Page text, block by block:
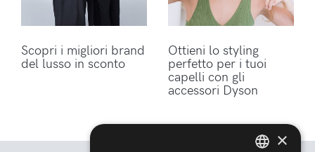
Scopri i migliori brand
del lusso in sconto
Ottieni lo styling
perfetto per i tuoi
capelli con gli
accessori Dyson
×